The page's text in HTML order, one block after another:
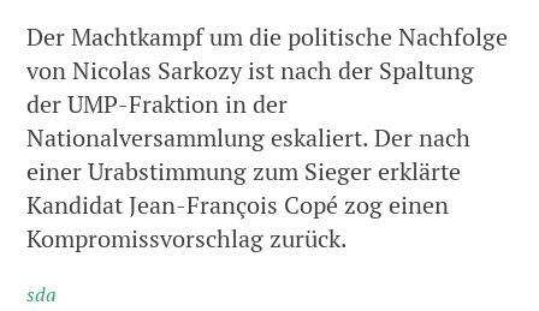
Der Machtkampf um die politische Nachfolge
von Nicolas Sarkozy ist nach der Spaltung
der UMP-Fraktion in der
Nationalversammlung eskaliert. Der nach
einer Urabstimmung zum Sieger erklärte
Kandidat Jean-François Copé zog einen
Kompromissvorschlag zurück.
sda